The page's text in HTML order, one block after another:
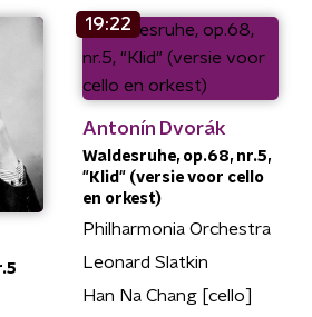
19:22
Antonín Dvorák
Waldesruhe, op.68, nr.5,
"Klid" (versie voor cello
en orkest)
Philharmonia Orchestra
Leonard Slatkin
Han Na Chang [cello]